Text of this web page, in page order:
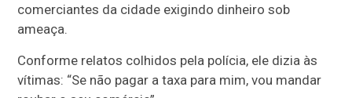
comerciantes da cidade exigindo dinheiro sob
ameaça.
Conforme relatos colhidos pela polícia, ele dizia às
vítimas: “Se não pagar a taxa para mim, vou mandar